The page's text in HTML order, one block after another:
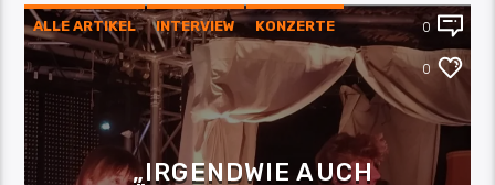
ALLE ARTIKEL INTERVIEW KONZERTE
MUSIK
0
0
„IRGENDWIE AUCH